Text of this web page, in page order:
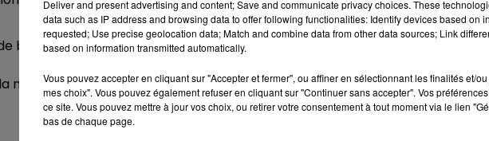
bouche, de commerce ou encore les métiers de l'hôtellerie et de la
mission locale de Châlons en Champagne.
Deliver and present advertising and content; Save and communicate privacy choices. These
data such as IP address and browsing data to offer following functionalities: Identify devices based on
requested; Use precise geolocation data; Match and combine data from other data sources; Link
based on information transmitted automatically.
Vous pouvez accepter en cliquant sur "Accepter et fermer", ou affiner en sélectionnant les finalités et/
mes choix". Vous pouvez également refuser en cliquant sur "Continuer sans accepter". Vos
ce site. Vous pouvez mettre à jour vos choix, ou retirer votre consentement à tout moment via le lien
bas de chaque page.